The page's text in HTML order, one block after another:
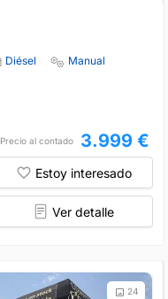
Diésel
Manual
Precio al contado 3.999 €
Estoy interesado
Ver detalle
24